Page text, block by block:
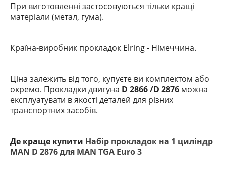
При виготовленні застосовуються тільки кращі
матеріали (метал, гума).
Країна-виробник прокладок Elring- Німеччина.
Ціна залежить від того, купуєте ви комплектом або
окремо. Прокладки двигуна D 2866 /D 2876 можна
експлуатувати в якості деталей для різних
транспортних засобів.
Де краще купити Набір прокладок на 1 циліндр
MAN D 2876 для MAN TGA Euro 3